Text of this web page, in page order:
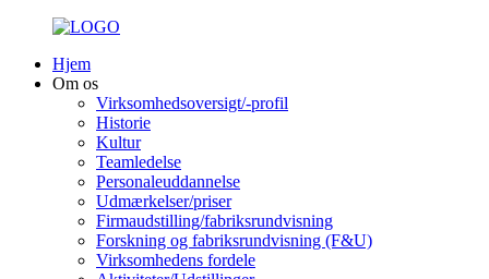
Hjem
Om os
Virksomhedsoversigt/-profil
Historie
Kultur
Teamledelse
Personaleuddannelse
Udmærkelser/priser
Firmaudstilling/fabriksrundvisning
Forskning og fabriksrundvisning (F&U)
Virksomhedens fordele